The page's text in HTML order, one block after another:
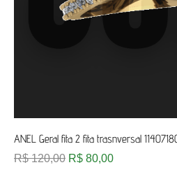
ANEL Geral fita 2 fita trasnversal
R$120,00 R$ 80,00